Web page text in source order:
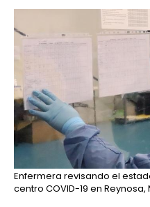
Enfermera revisando el
centro COVID-19 en Reynosa,